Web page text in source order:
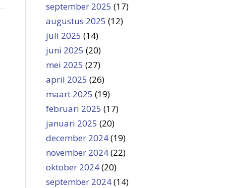
september 2025 (17)
augustus 2025 (12)
juli 2025 (14)
juni 2025 (20)
mei 2025 (27)
april 2025 (26)
maart 2025 (19)
februari 2025 (17)
januari 2025 (20)
december 2024(19)
november 2024(22)
oktober 2024(20)
september 2024(14)